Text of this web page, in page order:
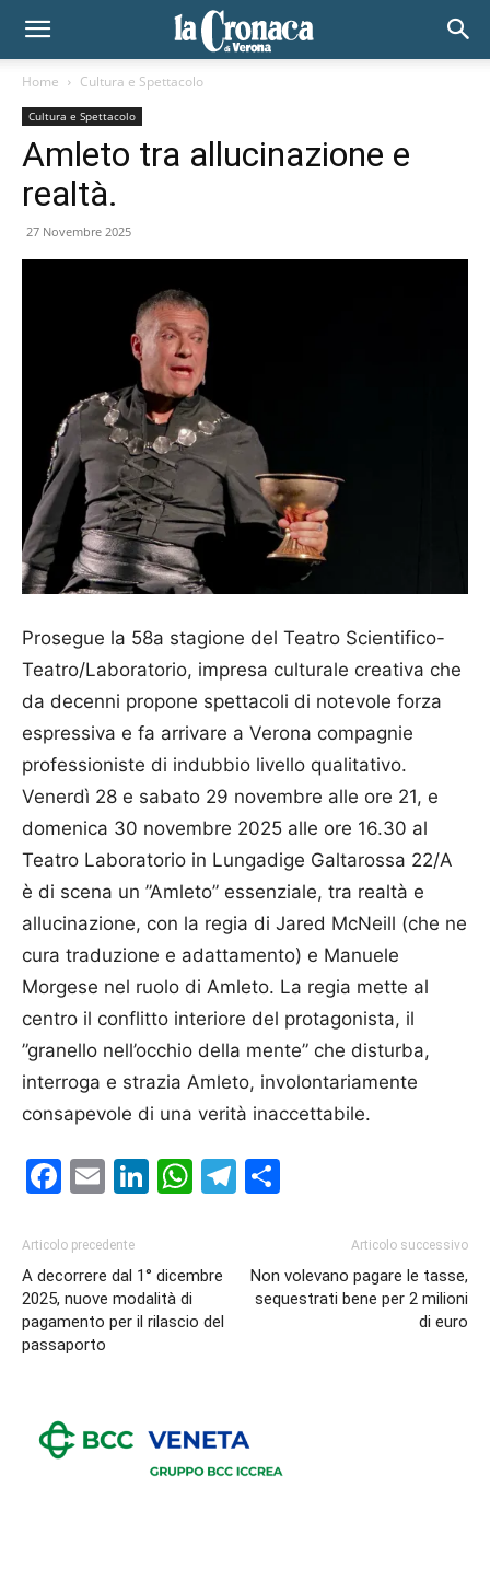
Home Cultura e Spettacolo
Cultura e Spettacolo
Amleto tra allucinazione e
realtà.
27 Novembre 2025
Prosegue la 58a stagione del Teatro Scientifico-
Teatro/Laboratorio, impresa culturale creativa che
da decenni propone spettacoli di notevole forza
espressiva e fa arrivare a Verona compagnie
professioniste di indubbio livello qualitativo.
Venerdì 28 e sabato 29 novembre alle ore 21, e
domenica 30 novembre 2025 alle ore 16.30 al
Teatro Laboratorio in Lungadige Galtarossa 22/A
è di scena un ”Amleto” essenziale, tra realtà e
allucinazione, con la regia di Jared McNeill (che ne
cura traduzione e adattamento) e Manuele
Morgese nel ruolo di Amleto. La regia mette al
centro il conflitto interiore del protagonista, il
”granello nell’occhio della mente” che disturba,
interroga e strazia Amleto, involontariamente
consapevole di una verità inaccettabile.
Facebook
EmailLinkedIn
WhatsApp
Telegram
Articolo precedente
A decorrere dal 1° dicembre
2025, nuove modalità di
pagamento per il rilascio del
passaporto
Articolo successivo
Non volevano pagare le tasse,
sequestrati bene per 2 milioni
di euro